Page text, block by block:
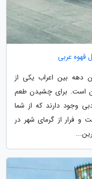
دهه بین اعراب یکی از
است. برای چشیدن طعم
وجود دارند که از شما
و فرار از گرمای شهر در